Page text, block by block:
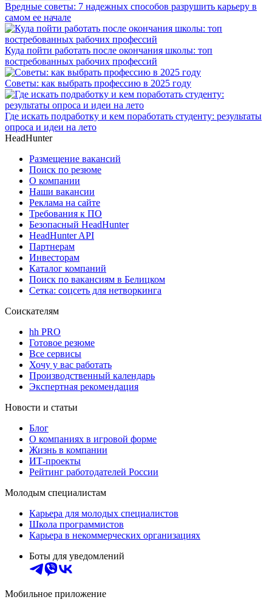
Вредные советы: 7 надежных способов разрушить карьеру в
самом ее начале
Куда пойти работать после окончания школы: топ
востребованных рабочих профессий
Советы: как выбрать профессию в 2025 году
Где искать подработку и кем поработать студенту: результаты
опроса и идеи на лето
HeadHunter
Размещение вакансий
Поиск по резюме
О компании
Наши вакансии
Реклама на сайте
Требования к ПО
Безопасный HeadHunter
HeadHunter API
Партнерам
Инвесторам
Каталог компаний
Поиск по вакансиям в Белицком
Сетка: соцсеть для нетворкинга
Соискателям
hh PRO
Готовое резюме
Все сервисы
Хочу у вас работать
Производственный календарь
Экспертная рекомендация
Новости и статьи
Блог
О компаниях в игровой форме
Жизнь в компании
ИТ-проекты
Рейтинг работодателей России
Молодым специалистам
Карьера для молодых специалистов
Школа программистов
Карьера в некоммерческих организациях
Боты для уведомлений
Мобильное приложение